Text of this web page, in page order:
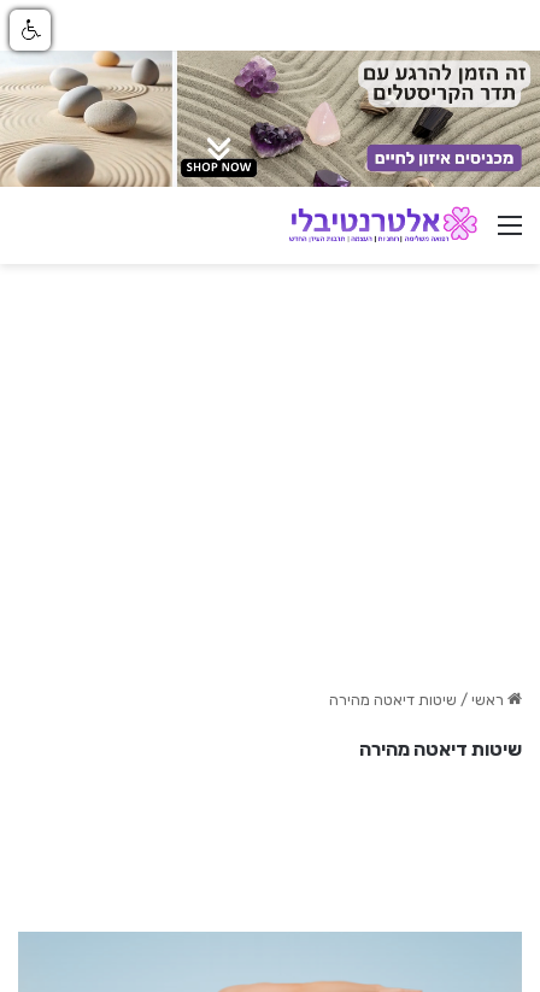
ניווט באתר
ראשי / שיטות דיאטה מהירה
שיטות דיאטה מהירה